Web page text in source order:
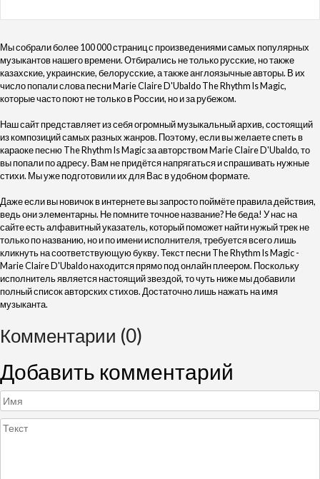
Мы собрали более 100 000 страниц с произведениями самых популярных
музыкантов нашего времени. Отбирались не только русские, но также
казахские, украинские, белорусские, а также англоязычные авторы. В их
число попали слова песни Marie Claire D'Ubaldo The Rhythm Is Magic,
которые часто поют не только в России, но и за рубежом.
Наш сайт представляет из себя огромный музыкальный архив, состоящий
из композиций самых разных жанров. Поэтому, если вы желаете спеть в
караоке песню The Rhythm Is Magic за авторством Marie Claire D'Ubaldo, то
вы попали по адресу. Вам не придётся напрягаться и спрашивать нужные
стихи. Мы уже подготовили их для Вас в удобном формате.
Даже если вы новичок в интернете вы запросто поймёте правила действия,
ведь они элементарны. Не помните точное название? Не беда! У нас на
сайте есть алфавитный указатель, который поможет найти нужый трек не
только по названию, но и по имени исполнителя, требуется всего лишь
кликнуть на соответствующую букву. Текст песни The Rhythm Is Magic -
Marie Claire D'Ubaldo находится прямо под онлайн плеером. Поскольку
исполнитель является настоящий звездой, то чуть ниже мы добавили
полный список авторских стихов. Достаточно лишь нажать на имя
музыканта.
Комментарии (0)
Добавить комментарий